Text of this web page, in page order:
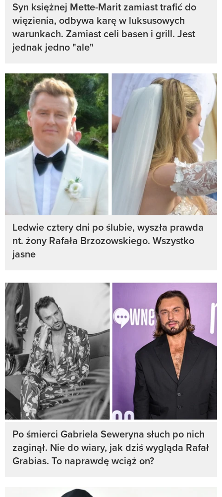
Syn księżnej Mette-Marit zamiast trafić do
więzienia, odbywa karę w luksusowych
warunkach. Zamiast celi basen i grill. Jest
jednak jedno "ale"
Ledwie cztery dni po ślubie, wyszła prawda
nt. żony Rafała Brzozowskiego. Wszystko
jasne
Po śmierci Gabriela Seweryna słuch po nich
zaginął. Nie do wiary, jak dziś wygląda Rafał
Grabias. To naprawdę wciąż on?